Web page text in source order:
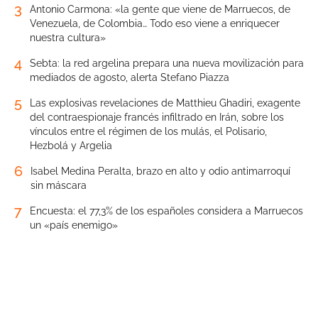
3
Antonio Carmona: «la gente que viene de Marruecos, de
Venezuela, de Colombia… Todo eso viene a enriquecer
nuestra cultura»
4
Sebta: la red argelina prepara una nueva movilización para
mediados de agosto, alerta Stefano Piazza
5
Las explosivas revelaciones de Matthieu Ghadiri, exagente
del contraespionaje francés infiltrado en Irán, sobre los
vínculos entre el régimen de los mulás, el Polisario,
Hezbolá y Argelia
6
Isabel Medina Peralta, brazo en alto y odio antimarroquí
sin máscara
7
Encuesta: el 77,3% de los españoles considera a Marruecos
un «país enemigo»